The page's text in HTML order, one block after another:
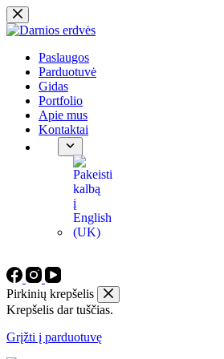
Pereiti
prie
Paslaugos
Parduotuvė
Gidas
Portfolio
Apie mus
Kontaktai
Pirkinių krepšelis
Krepšelis dar tuščias.
Grįžti į parduotuvę